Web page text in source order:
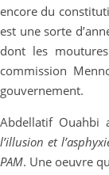
encore du
est une sorte
dont les
commission
gouvernement.
Abdellatif
l’illusion et
PAM. Une oeuvre